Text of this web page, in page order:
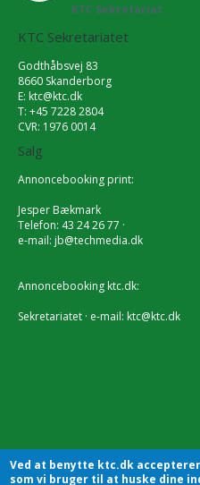
KTC Sekretariat
KTC Sekretariatet
Godthåbsvej 83
8660 Skanderborg
E: ktc@ktc.dk
T: +45 7228 2804
CVR: 1976 0014
Salg
Annoncebooking print:
Jesper Bækmark
Telefon: 43 24 26 77 ·
e-mail: jb@techmedia.dk
Annoncebooking ktc.dk:
Sekretariatet · e-mail: ktc@ktc.dk
Ved at benytte ktc.dk
som vi bruger til at huske dine